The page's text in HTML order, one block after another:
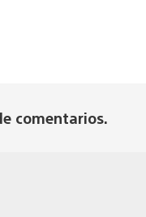
comentarios.